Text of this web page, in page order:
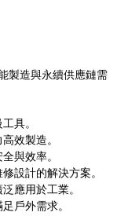
製造與永續供應鏈需
具。
高效製造。
全與效率。
修設計的解決方案。
應用於工業。
足戶外需求。